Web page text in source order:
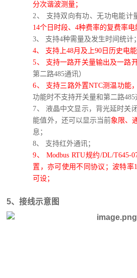
分次谐波测量；
2、 支持双向有功、无功电能计
14个日时段、4种费率的复费率电
3、 支持4种需量及发生时间统计；
4、 支持上48月及上90日历史电
5、 支持一路开关量输出及一路
第二路485通讯）
6、 支持三路外置NTC测温功能
功能时不支持开关量和第二路485
7、 液晶中文显示，背光延时关
能值外，还可以显示当前象限、
息；
8、 支持红外通讯；
9、Modbus RTU规约/DL/T645-
置，亦可使用不同协议；波特率
可设；
5、接线示意图